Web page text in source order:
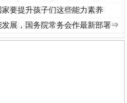
频]牢记初心使命 奋进复兴征程丨“转折之城”激荡..
要提升孩子们这些能力素养
发展，国务院常务会作最新部署⇒